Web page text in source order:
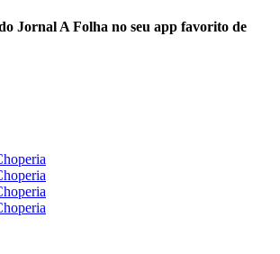
Jornal A Folha no seu app favorito de